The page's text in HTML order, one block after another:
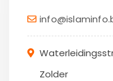
Zolder